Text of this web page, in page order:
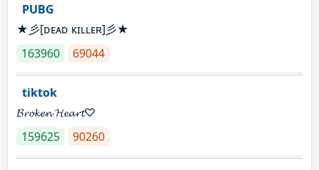
PUBG
★彡[ᴅᴇᴀᴅ ᴋɪʟʟᴇʀ]彡★
163960
69044
tiktok
𝓑𝓻𝓸𝓴𝓮𝓷 𝓗𝓮𝓪𝓻𝓽♡
159625
90260